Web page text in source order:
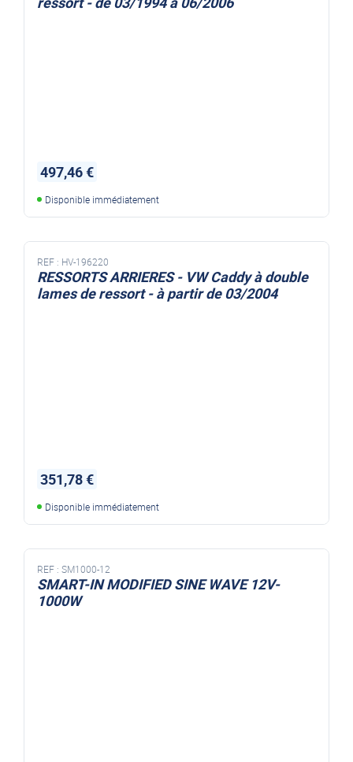
497,46 €
Disponible immédiatement
REF : HV-196220
RESSORTS ARRIERES - VW Caddy à double
lames de ressort - à partir de 03/2004
351,78 €
Disponible immédiatement
REF : SM1000-12
SMART-IN MODIFIED SINE WAVE 12V-
1000W